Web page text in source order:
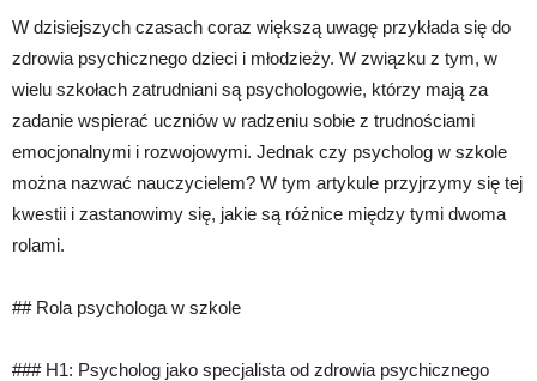
W dzisiejszych czasach coraz większą uwagę przykłada się do
zdrowia psychicznego dzieci i młodzieży. W związku z tym, w
wielu szkołach zatrudniani są psychologowie, którzy mają za
zadanie wspierać uczniów w radzeniu sobie z trudnościami
emocjonalnymi i rozwojowymi. Jednak czy psycholog w szkole
można nazwać nauczycielem? W tym artykule przyjrzymy się tej
kwestii i zastanowimy się, jakie są różnice między tymi dwoma
rolami.
## Rola psychologa w szkole
### H1: Psycholog jako specjalista od zdrowia psychicznego